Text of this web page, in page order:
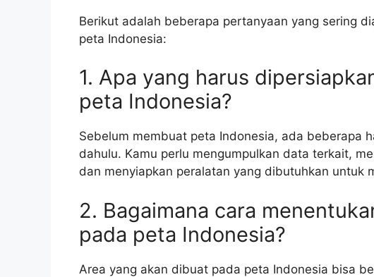
Berikut adalah beberapa pertanyaan yang sering
peta Indonesia:
1. Apa yang harus
peta Indonesia?
Sebelum membuat peta Indonesia, ada beberapa
dahulu. Kamu perlu mengumpulkan data terkait,
dan menyiapkan peralatan yang dibutuhkan untuk
2. Bagaimana cara
pada peta Indonesia?
Area yang akan dibuat pada peta Indonesia bisa